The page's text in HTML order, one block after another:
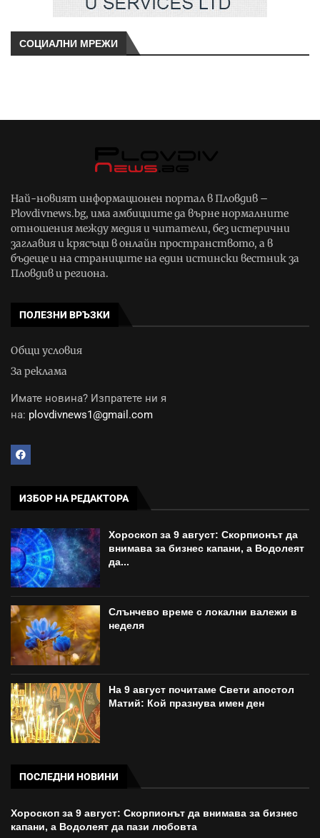
СОЦИАЛНИ МРЕЖИ
Най-новият информационен портал в Пловдив –
Plovdivnews.bg, има амбициите да върне нормалните
отношения между медия и читатели, без истерични
заглавия и крясъци в онлайн пространството, а в
бъдеще и на страниците на един истински вестник за
Пловдив и региона.
ПОЛЕЗНИ ВРЪЗКИ
Общи условия
За реклама
Имате новина? Изпратете ни я
на: plovdivnews1@gmail.com
ИЗБОР НА РЕДАКТОРА
Хороскоп за 9 август: Скорпионът да
внимава за бизнес капани, а Водолеят
да...
Слънчево време с локални валежи в
неделя
На 9 август почитаме Свети апостол
Матий: Кой празнува имен ден
ПОСЛЕДНИ НОВИНИ
Хороскоп за 9 август: Скорпионът да внимава за бизнес
капани, а Водолеят да пази любовта